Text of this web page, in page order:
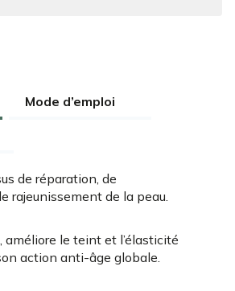
Mode d’emploi
de réparation, de
rajeunissement de la peau.
améliore le teint et l’élasticité
action anti-âge globale.